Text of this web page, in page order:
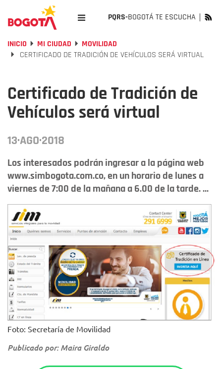
PQRS-BOGOTÁ TE ESCUCHA
INICIO MI CIUDAD
MOVILIDAD
CERTIFICADO DE TRADICIÓN DE VEHÍCULOS SERÁ VIRTUAL
Certificado de Tradición de
Vehículos será virtual
13·AGO·2018
Los interesados podrán ingresar a la página web
www.simbogota.com.co, en un horario de lunes a
viernes de 7:00 de la mañana a 6.00 de la tarde. ...
Foto: Secretaría de Movilidad
Publicado por: Maira Giraldo